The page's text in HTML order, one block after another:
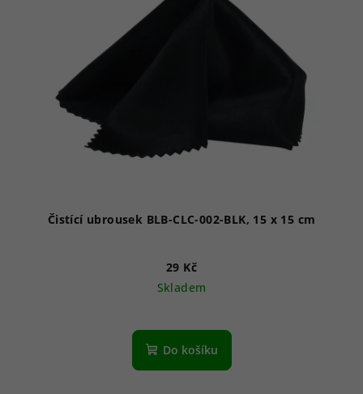
Čistící ubrousek BLB-CLC-002-BLK, 15 x 15 cm
29 Kč
Skladem
Do košíku